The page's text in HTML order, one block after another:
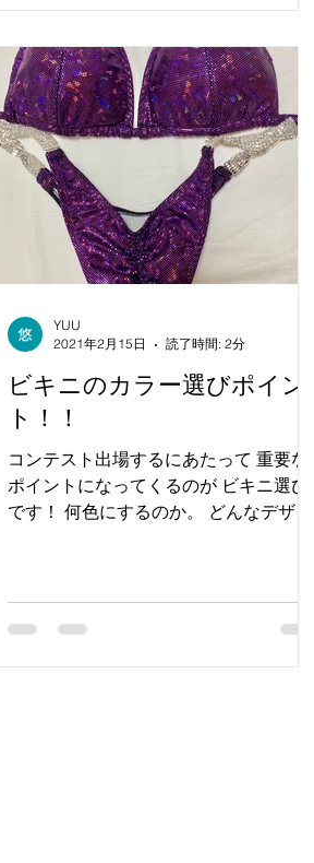
ビキニのカラー選びポイン
ト！！
コンテスト出場するにあたって 重要な
ポイントになってくるのが ビキニ選び
です！ 何色にするのか。 どんなデザイ
YUU
2021年2月15日
読了時間: 2分